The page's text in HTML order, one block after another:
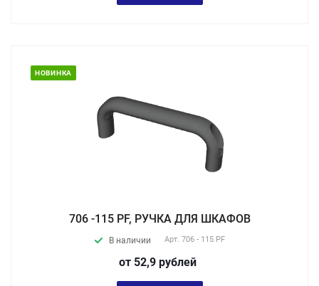
НОВИНКА
706 -115 PF, РУЧКА ДЛЯ ШКАФОВ
В наличии Арт. 706 - 115 PF
от 52,9 рублей